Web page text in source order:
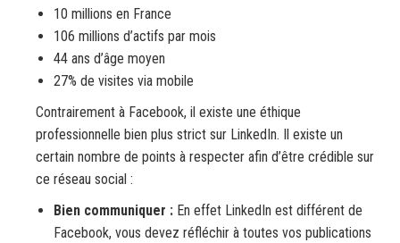
10 millions en France
106 millions d’actifs par mois
44 ans d’âge moyen
27% de visites via mobile
Contrairement à Facebook, il existe une éthique
professionnelle bien plus strict sur LinkedIn. Il existe un
certain nombre de points à respecter afin d’être crédible sur
ce réseau social :
Bien communiquer : En effet LinkedIn est différent de
Facebook, vous devez réfléchir à toutes vos publications